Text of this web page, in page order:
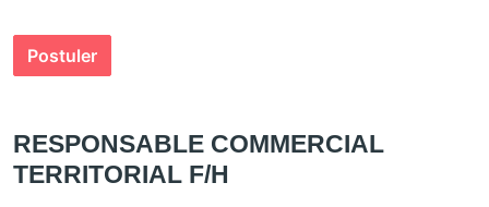
RESPONSABLE COMMERCIAL
TERRITORIAL F/H
Postuler